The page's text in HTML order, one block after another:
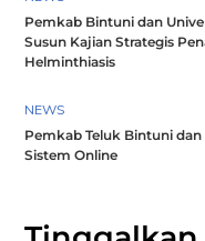
Pemkab Bintuni dan
Susun Kajian Strategis
Helminthiasis
NEWS
Pemkab Teluk Bintuni
Sistem Online